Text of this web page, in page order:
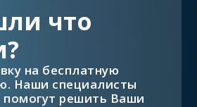
что
на бесплатную
Наши специалисты
помогут решить Ваши